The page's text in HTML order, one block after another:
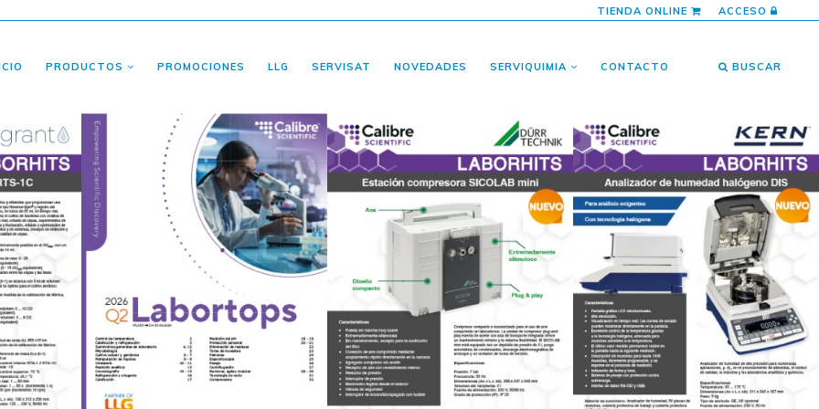
TIENDA ONLINE ACCESO
PRODUCTOS PROMOCIONES LLG SERVISAT NOVEDADES SERVIQUIMIA CONTACTO BUSCAR